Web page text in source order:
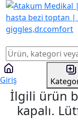
Giriş
İlgili ürün
kapalı.